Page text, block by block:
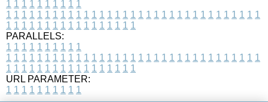
1 1 1 1 1 1 1 1 1 1
1 1 1 1 1 1 1 1 1 1 1 1 1 1 1 1 1 1 1 1 1 1 1 1 1 1 1 1 1 1 1 1 1
1 1 1 1 1 1 1 1 1 1 1 1 1 1 1 1 1
PARALLELS:
1 1 1 1 1 1 1 1 1 1
1 1 1 1 1 1 1 1 1 1 1 1 1 1 1 1 1 1 1 1 1 1 1 1 1 1 1 1 1 1 1 1 1
1 1 1 1 1 1 1 1 1 1 1 1 1 1 1 1 1
URL PARAMETER:
1 1 1 1 1 1 1 1 1 1